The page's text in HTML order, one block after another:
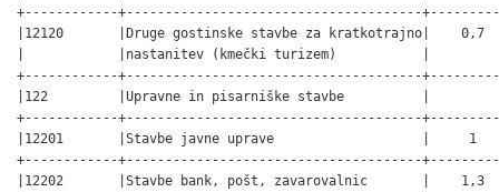
+------------+--------------------------------------
|12120       |Druge gostinske stavbe za kratkotrajno|
|            |nastanitev (kmečki turizem)           |
+------------+--------------------------------------
|122         |Upravne in pisarniške stavbe          |
+------------+--------------------------------------
|12201       |Stavbe javne uprave                   |     1
+------------+--------------------------------------
|12202       |Stavbe bank, pošt, zavarovalnic       |